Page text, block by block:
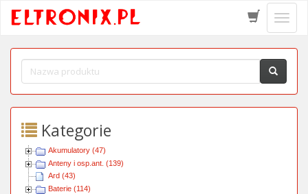
menu
Kategorie
Akumulatory (47)
Anteny i osp.ant. (139)
Ard (43)
Baterie (114)